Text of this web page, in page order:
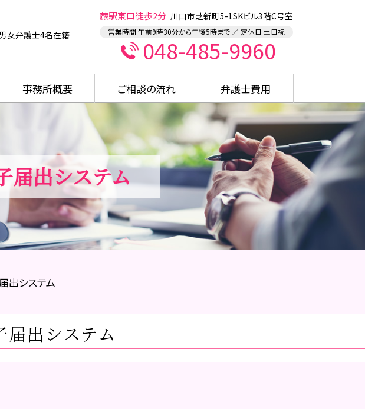
届出システム
女弁護士4名在籍
蕨駅東口徒歩2分 川口市芝新町5-1SKビル3階C号室
営業時間 午前9時30分から午後5時まで ／ 定休日 土日祝
048-485-9960
事務所概要 ご相談の流れ 弁護士費用
出システム
出システム